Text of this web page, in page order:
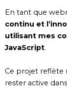
En tant que
continu et
utilisant mes
JavaScript.
Ce projet reflète
rester active